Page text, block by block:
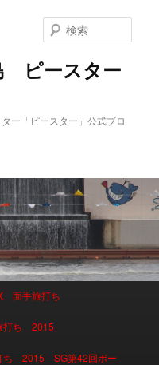
ピースター
ー「ピースター」公式ブロ
索
面手旅打ち
打ち 2015
ち 2015 SG第42回ボー